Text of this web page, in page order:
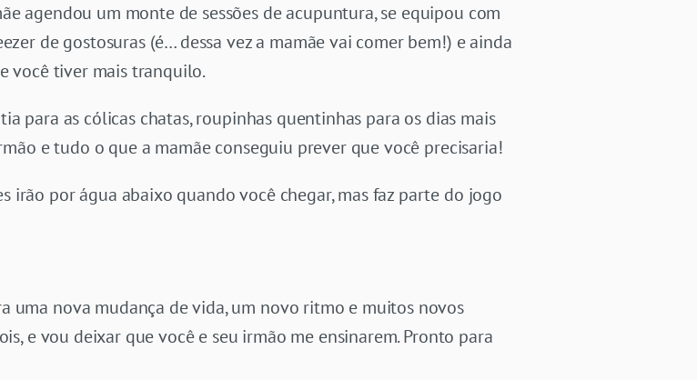
agendou um monte de sessões de acupuntura, se equipou com
de gostosuras (é… dessa vez a mamãe vai comer bem!) e ainda
você tiver mais tranquilo.
para as cólicas chatas, roupinhas quentinhas para os dias mais
e tudo o que a mamãe conseguiu prever que você precisaria!
irão por água abaixo quando você chegar, mas faz parte do jogo
uma nova mudança de vida, um novo ritmo e muitos novos
e vou deixar que você e seu irmão me ensinarem. Pronto para